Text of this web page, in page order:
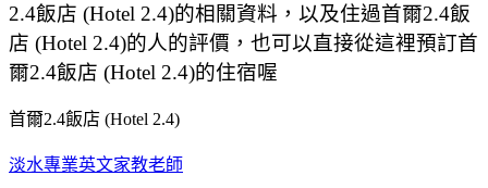
2.4飯店 (Hotel 2.4)的相關資料，以及住過首爾2.4飯
店 (Hotel 2.4)的人的評價，也可以直接從這裡預訂首
爾2.4飯店 (Hotel 2.4)的住宿喔
首爾2.4飯店 (Hotel 2.4)
淡水專業英文家教老師